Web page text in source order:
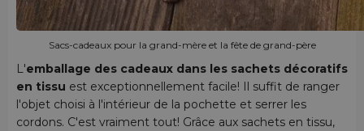
Sacs-cadeaux pour la grand-mère et la fête de grand-père
L'emballage des cadeaux dans les sachets décoratifs
en tissu est exceptionnellement facile! Il suffit de ranger
l'objet choisi à l'intérieur de la pochette et serrer les
cordons. C'est vraiment tout! Grâce aux sachets en tissu,